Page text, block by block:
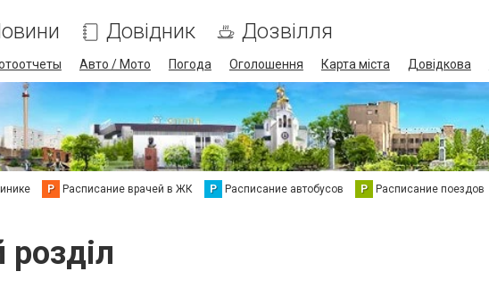
Довідник Дозвілля
Авто / Мото Погода Оголошення Карта міста Довідкова
Р Расписание врачей в ЖК Р Расписание автобусов Р Расписание поездов
розділ